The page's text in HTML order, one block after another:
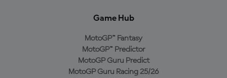
Game Hub
MotoGP™ Fantasy
MotoGP™ Predictor
MotoGP Guru Predict
MotoGP Guru Racing 25/26